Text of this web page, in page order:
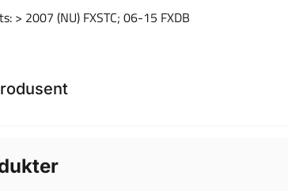
> 2007 (NU) FXSTC; 06-15 FXDB